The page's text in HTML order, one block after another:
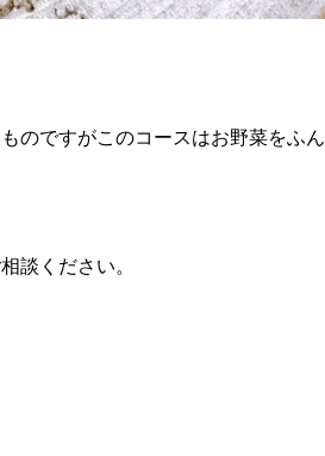
のですがこのコースはお野菜をふん
談ください。